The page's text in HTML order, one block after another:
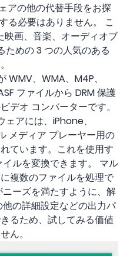
アの他の代替手段をお探
る必要はありません。 こ
画、音楽、オーディオブ
ための 3 つの人気のある
WMV、WMA、M4P、
ファイルから DRM 保護
デオ コンバーターです。
ェアには、iPhone、
メディア プレーヤー用の
ています。これを使用す
ルを変換できます。 マル
複数のファイルを処理で
ーズを満たすように、解
の詳細設定などの出力パ
るため、試してみる価値
ん。